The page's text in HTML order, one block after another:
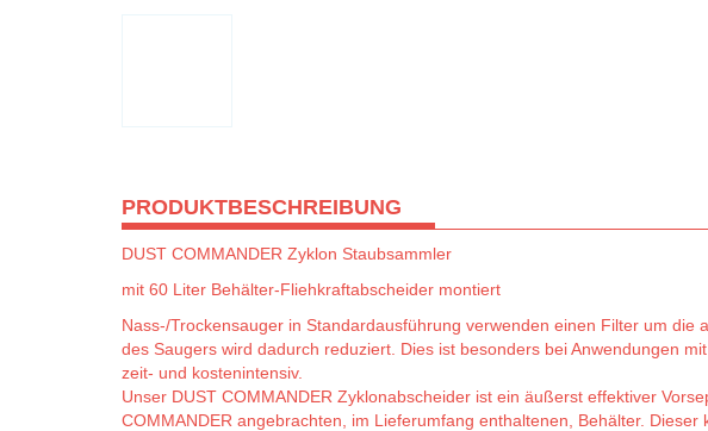
PRODUKTBESCHREIBUNG
DUST COMMANDER Zyklon Staubsammler
mit 60 Liter Behälter-Fliehkraftabscheider montiert
Nass-/Trockensauger in Standardausführung verwenden einen Filter um
des Saugers wird dadurch reduziert. Dies ist besonders bei Anwendungen
zeit- und kostenintensiv.
Unser DUST COMMANDER Zyklonabscheider ist ein äußerst effektiver
COMMANDER angebrachten, im Lieferumfang enthaltenen, Behälter. Dieser